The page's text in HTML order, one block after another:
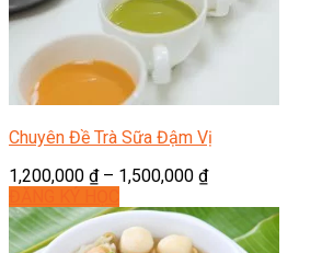
Chuyên Đề Trà Sữa Đậm Vị
1,200,000 ₫– 1,500,000 ₫